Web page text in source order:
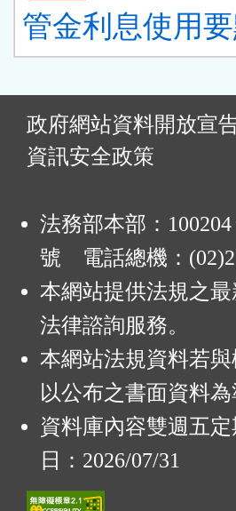
管金利息使用
政府網站資料開放宣
資訊安全政策
法務部本部：
號 電話總機：
本網站提供法規之
法律諮詢服務。
本網站法規資料若
以公布之書面資料為
資料庫內容雙週五
日：2026/07/31